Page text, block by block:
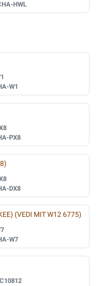
HWL
W1
PX8
DX8
(VEDI MIT W12 6775)
W7